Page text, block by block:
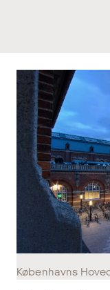
Københavns